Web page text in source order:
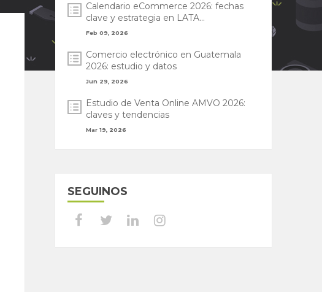
Calendario eCommerce 2026: fechas
clave y estrategia en LATA...
Feb 09, 2026
Comercio electrónico en Guatemala
2026: estudio y datos
Jun 29, 2026
Estudio de Venta Online AMVO 2026:
claves y tendencias
Mar 19, 2026
SEGUINOS